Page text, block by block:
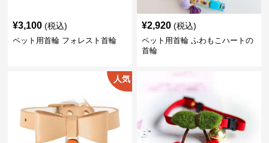
¥3,100 (税込)
ペット用首輪 フォレスト首輪
¥2,920 (税込)
ペット用首輪 ふわもこハートの
首輪
人気